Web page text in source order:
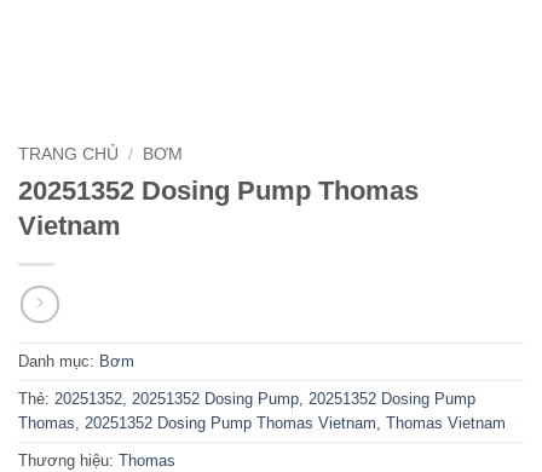
TRANG CHỦ / BƠM
20251352 Dosing Pump Thomas
Vietnam
Danh mục: Bơm
Thẻ: 20251352, 20251352 Dosing Pump, 20251352 Dosing Pump
Thomas, 20251352 Dosing Pump Thomas Vietnam, Thomas Vietnam
Thương hiệu: Thomas